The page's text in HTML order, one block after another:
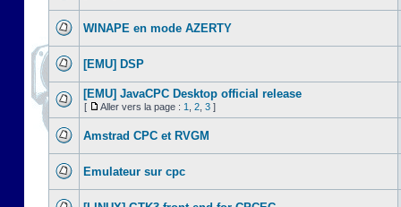
WINAPE en mode AZERTY
[EMU] DSP
[EMU] JavaCPC Desktop official release
[ Aller vers la page : 1 2 3 ]
Amstrad CPC et RVGM
Emulateur sur cpc